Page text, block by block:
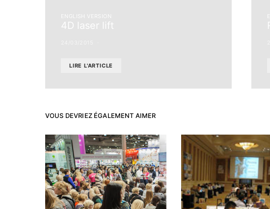
ENGLISH VERSION
4D laser lift
LIRE L'ARTICLE
VOUS DEVRIEZ ÉGALEMENT AIMER